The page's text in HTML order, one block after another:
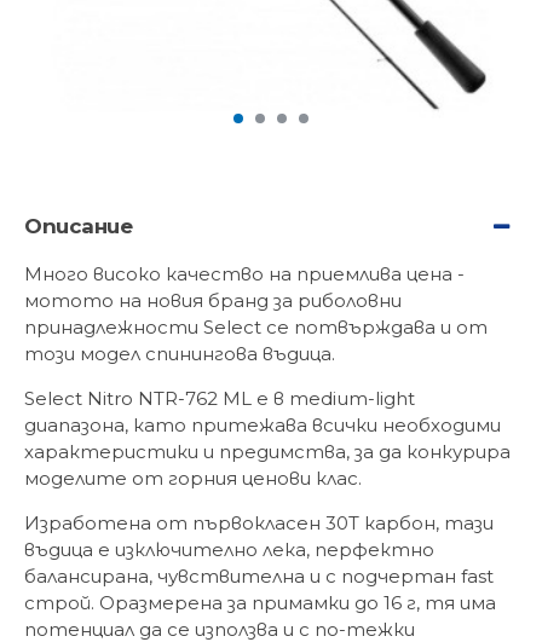
Описание
Много високо качество на приемлива цена -
мотото на новия бранд за риболовни
принадлежности Select се потвърждава и от
този модел спинингова въдица.
Select Nitro NTR-762 ML е в medium-light
диапазона, като притежава всички необходими
характеристики и предимства, за да конкурира
моделите от горния ценови клас.
Изработена от първокласен 30T карбон, тази
въдица е изключително лека, перфектно
балансирана, чувствителна и с подчертан fast
строй. Оразмерена за примамки до 16 г, тя има
потенциал да се използва и с по-тежки